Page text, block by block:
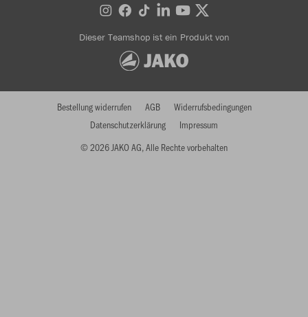
Dieser Teamshop ist ein Produkt von
© 2026 JAKO AG, Alle Rechte vorbehalten
Bestellung widerrufen AGB
Widerrufsbedingungen
Datenschutzerklärung
Impressum